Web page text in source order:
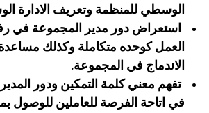
الوسطي للمنظمة وتعريف الادارة
استعراض دور مدير المجموعة في
العمل كوحده متكاملة وكذلك
الاندماج في المجموعة.
تفهم معني كلمة التمكين ودور
في اتاحة الفرصة للعاملين للوصول